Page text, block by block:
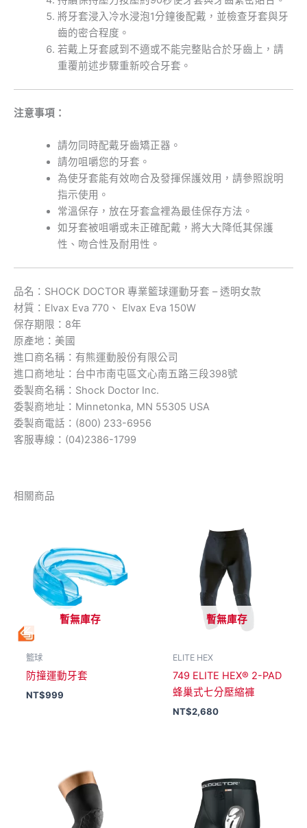
將牙套浸入冷水浸泡1分鐘後配戴，並檢查牙套與牙
齒的密合程度。
若戴上牙套感到不適或不能完整貼合於牙齒上，請
重覆前述步驟重新咬合牙套。
注意事項：
請勿同時配戴牙齒矯正器。
請勿咀嚼您的牙套。
為使牙套能有效吻合及發揮保護效用，請參照說明
指示使用。
常溫保存，放在牙套盒裡為最佳保存方法。
如牙套被咀嚼或未正確配戴，將大大降低其保護
性、吻合性及耐用性。
品名：SHOCK DOCTOR 專業籃球運動牙套 – 透明女款
材質：Elvax Eva 770、 Elvax Eva 150W
保存期限：8年
原產地：美國
進口商名稱：有熊運動股份有限公司
進口商地址：台中市南屯區文心南五路三段398號
委製商名稱：Shock Doctor Inc.
委製商地址：Minnetonka, MN 55305 USA
委製商電話：(800) 233-6956
客服專線：(04)2386-1799
相關商品
暫無庫存
籃球
防撞運動牙套
NT$999
暫無庫存
ELITE HEX
749 ELITE HEX® 2-PAD
蜂巢式七分壓縮褲
NT$2,680